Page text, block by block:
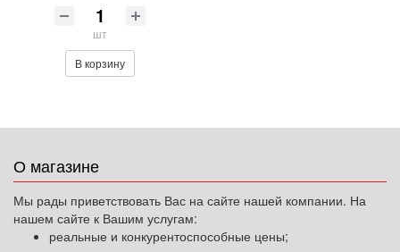
шт
В корзину
О магазине
Мы рады приветствовать Вас на сайте нашей компании. На
нашем сайте к Вашим услугам:
реальные и конкурентоспособные цены;